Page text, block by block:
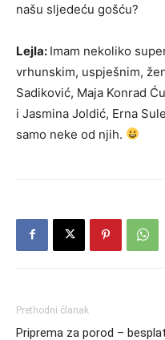
našu sljedeću gošću?
Lejla: Imam nekoliko
vrhunskim, uspješnim,
Sadiković, Maja Konrad
i Jasmina Joldić, Erna
samo neke od njih.
Prethodni članak
Priprema za porod –